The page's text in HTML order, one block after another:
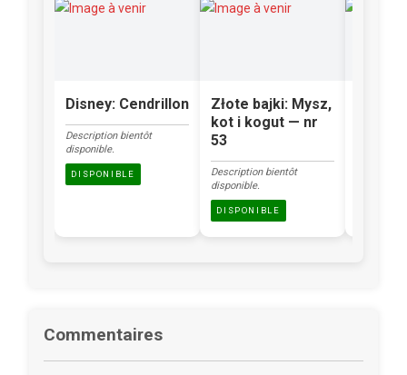
Disney: Cendrillon
Description bientôt
disponible.
DISPONIBLE
Złote bajki: Mysz,
kot i kogut — nr
53
Description bientôt
disponible.
DISPONIBLE
Commentaires